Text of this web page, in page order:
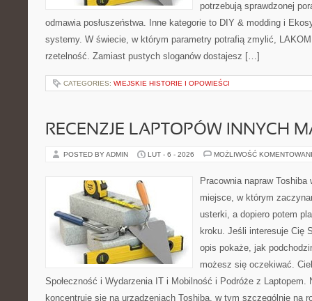
potrzebują sprawdzonej
odmawia posłuszeństwa. Inne kategorie to DIY & modding i
systemy. W świecie, w którym parametry potrafią zmylić,
rzetelność. Zamiast pustych sloganów dostajesz […]
CATEGORIES: WIEJSKIE HISTORIE I OPOWIEŚCI
RECENZJE LAPTOPÓW INNYCH
POSTED BY ADMIN LUT - 6 - 2026 MOŻLIWOŚĆ
Pracownia napraw
miejsce, w którym
usterki, a dopiero potem
kroku. Jeśli interesuje Cię
opis pokaże, jak
możesz się oczekiwać.
Społeczność i Wydarzenia IT i Mobilność i Podróże z Laptopem.
koncentruje się na urządzeniach Toshiba, w tym szczególnie na